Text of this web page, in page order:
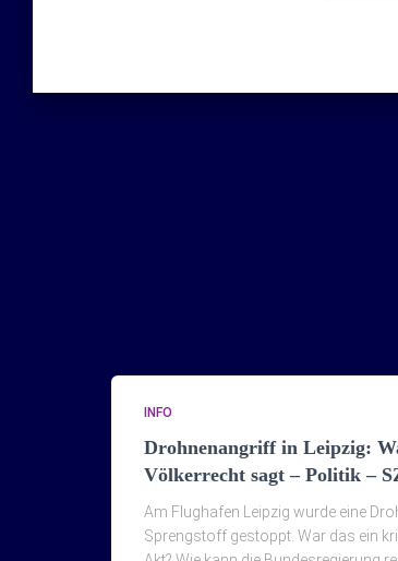
INFO
Drohnenangriff in Leipzig:
Völkerrecht sagt – Politik –
Am Flughafen Leipzig wurde eine
Sprengstoff gestoppt. War das ein